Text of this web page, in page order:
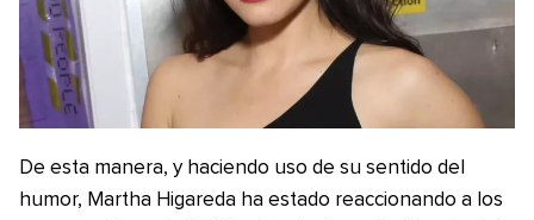
De esta manera, y haciendo uso de su sentido del
humor, Martha Higareda ha estado reaccionando a los